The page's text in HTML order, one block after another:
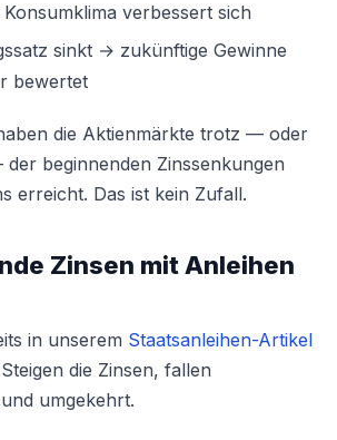
verbessert sich
sinkt → zukünftige Gewinne
bewertet
die Aktienmärkte trotz — oder
beginnenden Zinssenkungen
erreicht. Das ist kein Zufall.
Zinsen mit Anleihen
in unserem Staatsanleihen-Artikel
die Zinsen, fallen
umgekehrt.